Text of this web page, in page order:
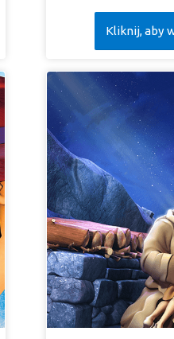
les Israélites.Soyez
alors que Dieu donne
voyez les
les gens désobéissent
miséricorde et son
apprennent que
règles pour sa propre
LEÇON 1: AIMEZ
Supervérité: Dieu va me
Superverset: "Tu
tout ton cœur, de
force."Deutéronome 6: 5
LEÇON 2: AIMEZ
Supervérité: Dieu va me
SuperVerset: “Tu
Kliknij, aby